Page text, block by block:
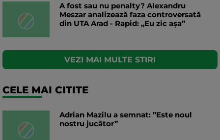
A fost sau nu penalty? Alexandru
Meszar analizează faza controversată
din UTA Arad - Rapid: „Eu zic așa”
VEZI MAI MULTE STIRI
CELE MAI CITITE
Adrian Mazilu a semnat: ”Este noul
nostru jucător”